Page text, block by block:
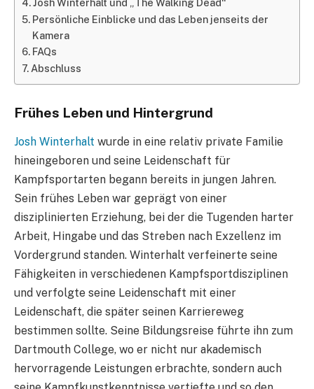
Persönliche Einblicke und das Leben jenseits der
Kamera
FAQs
Abschluss
Frühes Leben und Hintergrund
Josh Winterhalt wurde in eine relativ private Familie
hineingeboren und seine Leidenschaft für
Kampfsportarten begann bereits in jungen Jahren.
Sein frühes Leben war geprägt von einer
disziplinierten Erziehung, bei der die Tugenden harter
Arbeit, Hingabe und das Streben nach Exzellenz im
Vordergrund standen. Winterhalt verfeinerte seine
Fähigkeiten in verschiedenen Kampfsportdisziplinen
und verfolgte seine Leidenschaft mit einer
Leidenschaft, die später seinen Karriereweg
bestimmen sollte. Seine Bildungsreise führte ihn zum
Dartmouth College, wo er nicht nur akademisch
hervorragende Leistungen erbrachte, sondern auch